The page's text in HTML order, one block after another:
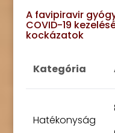
A favipiravir
COVID-19
kockázatok
Kategória
Hatékonyság